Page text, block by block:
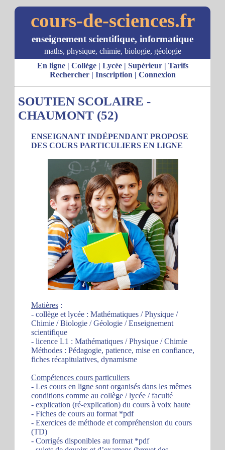
cours-de-sciences.fr
enseignement scientifique, informatique
maths, physique, chimie, biologie, géologie
En ligne| Collège| Lycée| Supérieur| Tarifs
Rechercher| Inscription | Connexion
SOUTIEN SCOLAIRE -
CHAUMONT (52)
ENSEIGNANT INDÉPENDANT PROPOSE
DES COURS PARTICULIERS EN LIGNE
Matières :
- collège et lycée : Mathématiques / Physique /
Chimie / Biologie / Géologie / Enseignement
scientifique
- licence L1 : Mathématiques / Physique / Chimie
Méthodes : Pédagogie, patience, mise en confiance,
fiches récapitulatives, dynamisme
Compétences cours particuliers
- Les cours en ligne sont organisés dans les mêmes
conditions comme au collège / lycée / faculté
- explication (ré-explication) du cours à voix haute
- Fiches de cours au format *pdf
- Exercices de méthode et compréhension du cours
(TD)
- Corrigés disponibles au format *pdf